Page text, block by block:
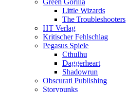
Green Gorilla
Little Wizards
The Troubleshooters
HT Verlag
Kritischer Fehlschlag
Pegasus Spiele
Cthulhu
Daggerheart
Shadowrun
Obscurati Publishing
Storypunks